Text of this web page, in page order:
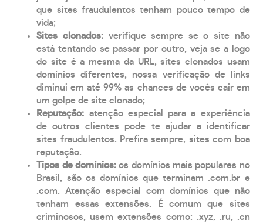
que sites fraudulentos tenham pouco tempo de
vida;
Sites clonados: verifique sempre se o site não
está tentando se passar por outro, veja se a logo
do site é a mesma da URL, sites clonados usam
domínios diferentes, nossa verificação de links
diminui em até 99% as chances de vocês cair em
um golpe de site clonado;
Reputação: atenção especial para a experiência
de outros clientes pode te ajudar a identificar
sites fraudulentos. Prefira sempre, sites com boa
reputação.
Tipos de domínios:os domínios mais populares no
Brasil, são os domínios que terminam .com.br e
.com. Atenção especial com domínios que não
tenham essas extensões. É comum que sites
criminosos, usem extensões como: .xyz, .ru, .cn